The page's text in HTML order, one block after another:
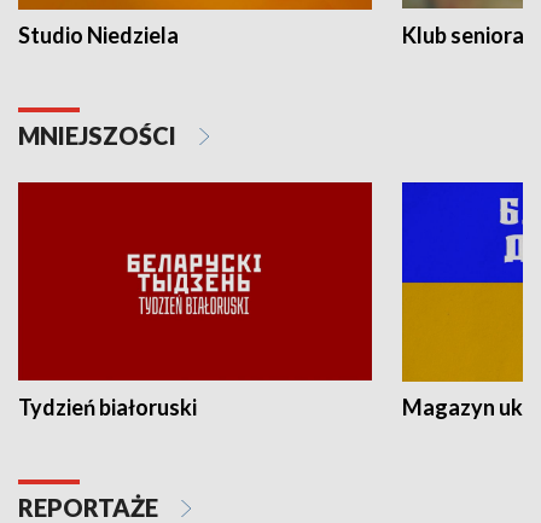
Studio Niedziela Klub seniora
MNIEJSZOŚCI
Tydzień białoruski Magazyn
REPORTAŻE